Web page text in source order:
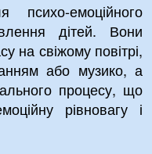
емоційного
дітей. Вони
на свіжому повітрі,
або музико, а
процесу, що
рівновагу і